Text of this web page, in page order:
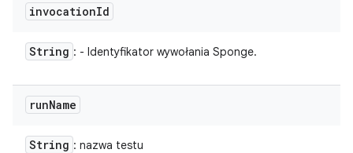
invocationId
String : - Identyfikator wywołania Sponge.
runName
String : nazwa testu